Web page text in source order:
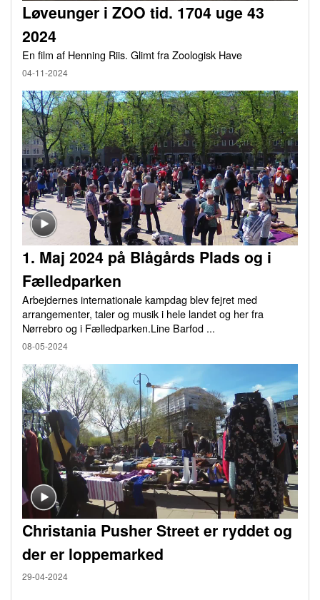
Løveunger i ZOO tid. 1704 uge 43
2024
En film af Henning Riis. Glimt fra Zoologisk Have
04-11-2024
1. Maj 2024 på Blågårds Plads og i
Fælledparken
Arbejdernes internationale kampdag blev fejret med
arrangementer, taler og musik i hele landet og her fra
Nørrebro og i Fælledparken.Line Barfod ...
08-05-2024
Christania Pusher Street er ryddet og
der er loppemarked
29-04-2024